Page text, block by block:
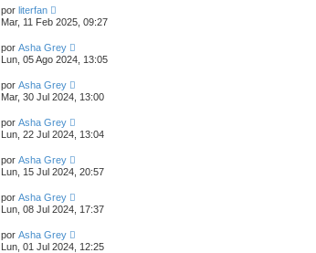
por literfan
Mar, 11 Feb 2025, 09:27
por Asha Grey
Lun, 05 Ago 2024, 13:05
por Asha Grey
Mar, 30 Jul 2024, 13:00
por Asha Grey
Lun, 22 Jul 2024, 13:04
por Asha Grey
Lun, 15 Jul 2024, 20:57
por Asha Grey
Lun, 08 Jul 2024, 17:37
por Asha Grey
Lun, 01 Jul 2024, 12:25